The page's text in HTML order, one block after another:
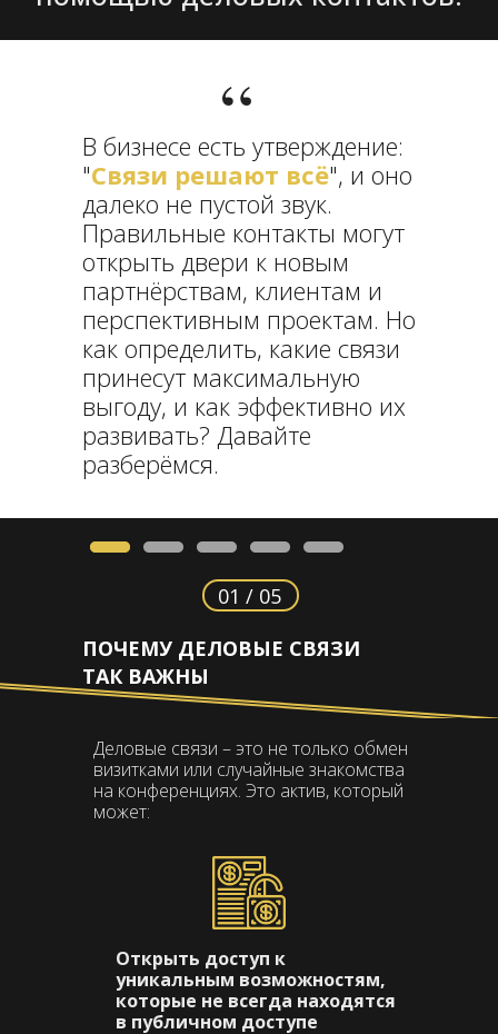
“
В бизнесе есть утверждение:
"Связи решают всё", и оно
далеко не пустой звук.
Правильные контакты могут
открыть двери к новым
партнёрствам, клиентам и
перспективным проектам. Но
как определить, какие связи
принесут максимальную
выгоду, и как эффективно их
развивать? Давайте
разберёмся.
ПОЧЕМУ ДЕЛОВЫЕ СВЯЗИ
ТАК ВАЖНЫ
01 / 05
Деловые связи – это не только обмен
визитками или случайные знакомства
на конференциях. Это актив, который
может:
Открыть доступ к
уникальным возможностям,
которые не всегда находятся
в публичном доступе